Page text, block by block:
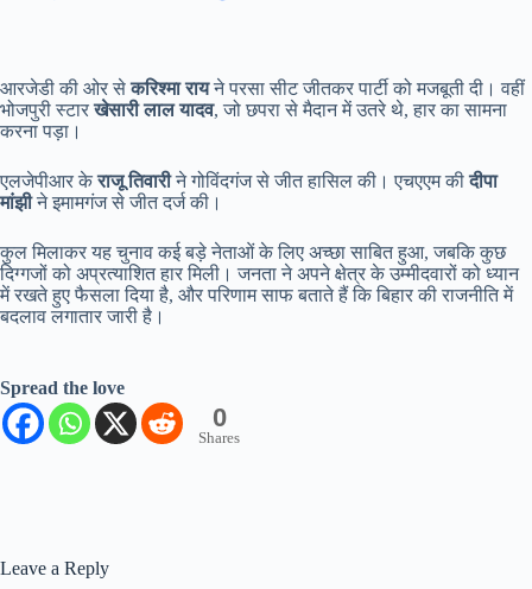
आरजेडी की ओर सेकरिश्मा रायने परसा सीट जीतकर पार्टी को मजबूती दी। वहीं
भोजपुरी स्टारखेसारी लाल यादव, जो छपरा से मैदान में उतरे थे, हार का सामना
करना पड़ा।
एलजेपीआर केराजू तिवारीने गोविंदगंज से जीत हासिल की। एचएएम कीदीपा
मांझीने इमामगंज से जीत दर्ज की।
कुल मिलाकर यह चुनाव कई बड़े नेताओं के लिए अच्छा साबित हुआ, जबकि कुछ
दिग्गजों को अप्रत्याशित हार मिली। जनता ने अपने क्षेत्र के उम्मीदवारों को ध्यान
में रखते हुए फैसला दिया है, और परिणाम साफ बताते हैं कि बिहार की राजनीति में
बदलाव लगातार जारी है।
Spread the love
0
Shares
Leave a Reply